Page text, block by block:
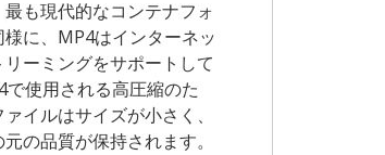
も現代的なコンテナフォ
に、MP4はインターネッ
リーミングをサポートして
で使用される高圧縮のた
イルはサイズが小さく、
の品質が保持されます。